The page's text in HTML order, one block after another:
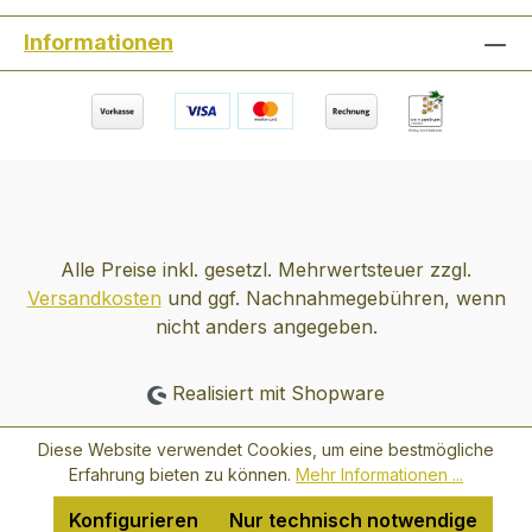
noch ausschließlich von Hand statt.
Auszeichnungen: WINE ENTHUSIAST,
USA, 91 Punkte WINE ADVOCATE, USA:
89 Punkte VEREMA, (die wichtigste
Website über spanischen Wein) 93 Punkte
Informationen
Alle Preise inkl. gesetzl. Mehrwertsteuer zzgl.
Versandkostenund ggf. Nachnahmegebühren, wenn
nicht anders angegeben.
Realisiert mit Shopware
Diese Website verwendet Cookies, um eine bestmögliche
Erfahrung bieten zu können. Mehr Informationen ...
Nur technisch notwendige
Konfigurieren